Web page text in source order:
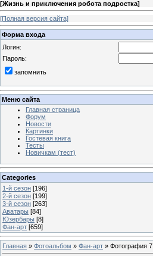
[Жизнь и приключения робота подростка]
[Полная версия сайта]
Форма входа
Логин:
Пароль:
запомнить
Меню сайта
Главная страница
Форум
Новости
Картинки
Гостевая книга
Тесты
Новичкам (тест)
Categories
1-й сезон [196]
2-й сезон [199]
3-й сезон [263]
Аватары [84]
Юзербары [8]
Фан-арт [659]
Главная » Фотоальбом » Фан-арт » Фотография 7